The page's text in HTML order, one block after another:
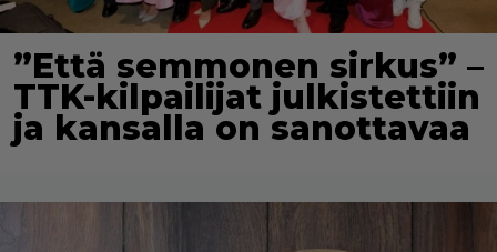
”Että semmonen sirkus” –
TTK-kilpailijat julkistettiin
ja kansalla on sanottavaa